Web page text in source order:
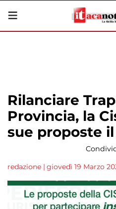
Rilanciare
Provincia, la
sue proposte
redazione | giovedì 19 Marzo